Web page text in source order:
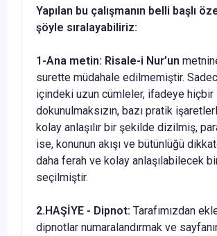
Yapılan bu çalışmanın belli başlı
şöyle sıralayabiliriz:
1-Ana metin: Risale-i Nur’un
surette müdahale edilmemiştir.
içindeki uzun cümleler, ifadeye
dokunulmaksızın, bazı pratik
kolay anlaşılır bir şekilde dizilmiş,
ise, konunun akışı ve bütünlüğü
daha ferah ve kolay anlaşılabilecek
seçilmiştir.
2.HAŞİYE - Dipnot: Tarafımızdan
dipnotlar numaralandırmak ve